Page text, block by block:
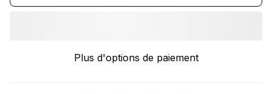
Plus d'options de paiement